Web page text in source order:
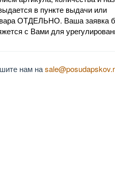
в пункте выдачи или
ОТДЕЛЬНО. Ваша заявка
с Вами для
нам на